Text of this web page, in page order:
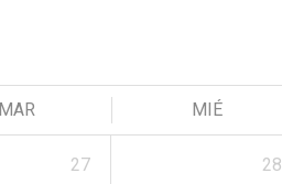
MAR MIÉ
27 28